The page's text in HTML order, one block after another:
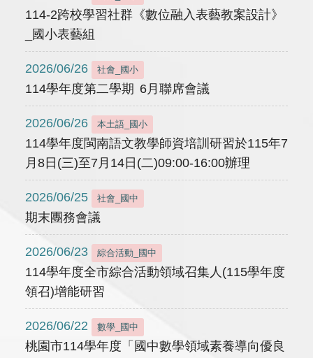
114-2跨校學習社群《數位融入表藝教案設計》
_國小表藝組
2026/06/26 社會_國小
114學年度第二學期 6月聯席會議
2026/06/26 本土語_國小
114學年度閩南語文教學師資培訓研習於115年7
月8日(三)至7月14日(二)09:00-16:00辦理
2026/06/25 社會_國中
期末團務會議
2026/06/23 綜合活動_國中
114學年度全市綜合活動領域召集人(115學年度
領召)增能研習
2026/06/22 數學_國中
桃園市114學年度「國中數學領域素養導向優良